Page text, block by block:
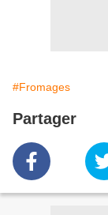
#Fromages
Partager